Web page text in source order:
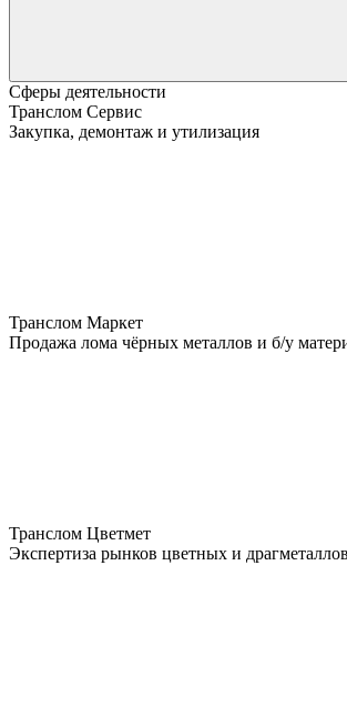
Сферы деятельности
Транслом Сервис
Закупка, демонтаж и утилизация
Транслом Маркет
Продажа лома чёрных металлов и б/у
Транслом Цветмет
Экспертиза рынков цветных и драгметаллов